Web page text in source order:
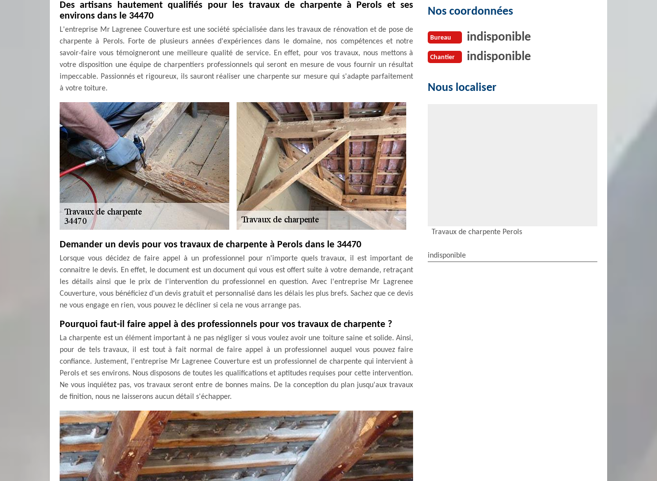
Des artisans hautement qualifiés pour les travaux de charpente à Perols et ses
environs dans le 34470
L'entreprise Mr Lagrenee Couverture est une société spécialisée dans les travaux de rénovation et de pose de
charpente à Perols. Forte de plusieurs années d'expériences dans le domaine, nos compétences et notre
savoir-faire vous témoigneront une meilleure qualité de service. En effet, pour vos travaux, nous mettons à
votre disposition une équipe de charpentiers professionnels qui seront en mesure de vous fournir un résultat
impeccable. Passionnés et rigoureux, ils sauront réaliser une charpente sur mesure qui s'adapte parfaitement
à votre toiture.
Demander un devis pour vos travaux de charpente à Perols dans le 34470
Lorsque vous décidez de faire appel à un professionnel pour n'importe quels travaux, il est important de
connaitre le devis. En effet, le document est un document qui vous est offert suite à votre demande, retraçant
les détails ainsi que le prix de l'intervention du professionnel en question. Avec l'entreprise Mr Lagrenee
Couverture, vous bénéficiez d'un devis gratuit et personnalisé dans les délais les plus brefs. Sachez que ce devis
ne vous engage en rien, vous pouvez le décliner si cela ne vous arrange pas.
Pourquoi faut-il faire appel à des professionnels pour vos travaux de charpente ?
La charpente est un élément important à ne pas négliger si vous voulez avoir une toiture saine et solide. Ainsi,
pour de tels travaux, il est tout à fait normal de faire appel à un professionnel auquel vous pouvez faire
confiance. Justement, l'entreprise Mr Lagrenee Couverture est un professionnel de charpente qui intervient à
Perols et ses environs. Nous disposons de toutes les qualifications et aptitudes requises pour cette intervention.
Ne vous inquiétez pas, vos travaux seront entre de bonnes mains. De la conception du plan jusqu'aux travaux
de finition, nous ne laisserons aucun détail s'échapper.
Nos coordonnées
Bureau indisponible
Chantier indisponible
Nous localiser
Travaux de charpente Perols
indisponible